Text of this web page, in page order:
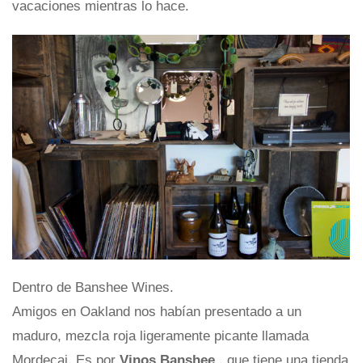
vacaciones mientras lo hace.
Dentro de Banshee Wines.
Amigos en Oakland nos habían presentado a un
maduro, mezcla roja ligeramente picante llamada